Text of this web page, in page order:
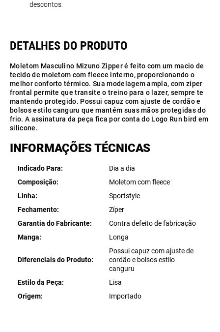
descontos.
Moletom Masculino Mizuno Zipper é feito com um macio de
tecido de moletom com fleece interno, proporcionando o
melhor conforto térmico. Sua modelagem ampla, com zíper
frontal permite que transite o treino para o lazer, sempre te
mantendo protegido. Possui capuz com ajuste de cordão e
bolsos estilo canguru que mantém suas mãos protegidas do
frio. A assinatura da peça fica por conta do Logo Run bird em
silicone.
INFORMAÇÕES TÉCNICAS
Indicado Para
Dia a dia
Composição
Moletom com fleece
Linha
Sportstyle
Fechamento
Zíper
Garantia do Fabricante
Contra defeito de fabricação
Manga
Longa
Diferenciais do Produto
Possui capuz com ajuste de
cordão e bolsos estilo
canguru
Estilo da Peça
Lisa
Origem
Importado